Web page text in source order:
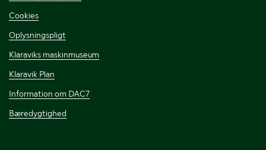
Cookies
Oplysningspligt
Klaraviks maskinmuseum
Klaravik Plan
Information om DAC7
Bæredygtighed